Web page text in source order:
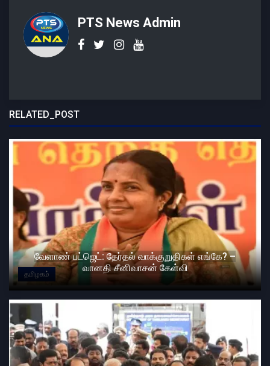
PTS News Admin
RELATED_POST
தமிழகம்
வேளாண் பட்ஜெட்: தேர்தல் வாக்குறுதிகள் எங்கே? –
வானதி சீனிவாசன் கேள்வி